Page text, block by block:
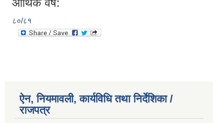
आर्थिक वर्ष:
८०/८१
ऐन, नियमावली, कार्यविधि तथा निर्देशिका /
राजपत्र